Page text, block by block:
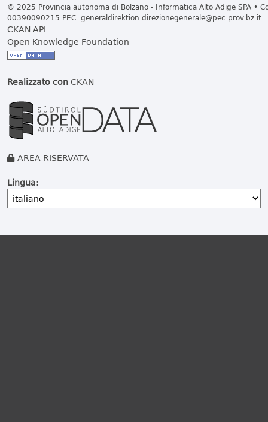
© 2025 Provincia autonoma di Bolzano - Informatica Alto Adige SPA •
00390090215 PEC: generaldirektion.direzionegenerale@pec.prov.bz.it
CKAN API
Open Knowledge Foundation
Realizzato conCKAN
AREA RISERVATA
Lingua